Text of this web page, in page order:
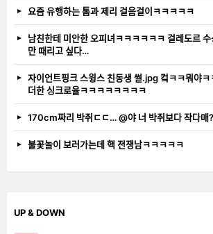
요즘 유행하는 톰과 제리 걸음걸이ㅋㅋㅋㅋㅋ
남친한테 미안한 오피녀ㅋㅋㅋㅋㅋㅋ 걸레도르
만 때리고 싶다…
자이언트핑크 스윙스 친동생 썰.jpg 컼ㅋㅋ
더한 싱크로율ㅋㅋㅋㅋㅋㅋㅋㅋ
170cm짜리 박쥐ㄷㄷ… @야 너 박쥐보다
불꽃놀이 보러가는데 핵 전쟁남ㅋㅋㅋㅋㅋ
UP & DOWN